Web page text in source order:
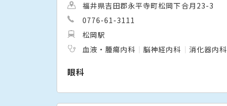
福井県吉田郡永平寺町松岡下合月23-3
0776-61-3111
松岡駅
血液・腫瘍内科
脳神経内科 消化器内科
眼科